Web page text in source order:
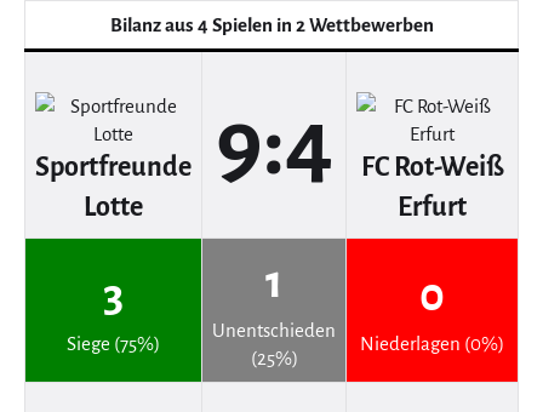
Bilanz aus 4 Spielen in 2 Wettbewerben
Sportfreunde
Lotte
9:4
FC Rot-Weiß
Erfurt
3
Siege (75%)
1
Unentschieden
(25%)
0
Niederlagen (0%)